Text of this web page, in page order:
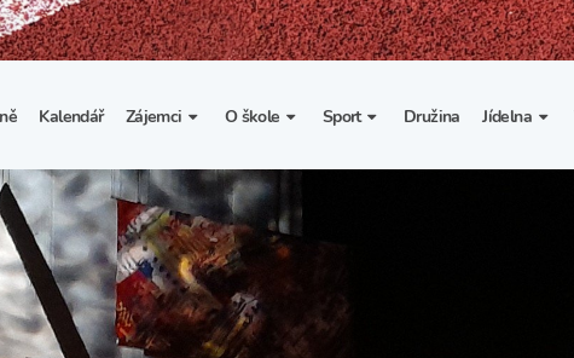
Kalendář Zájemci
1. třída
Sportovní třídy
Nesportovní třídy
O škole
Základní informace
Organizace školního roku
Výuka a učební plán
Zájmové kroužky
Sport
Lyžařské kurzy
kluby
Družina Jídelna
Základní